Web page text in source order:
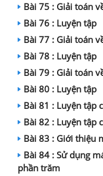
Bài 75 : Giải toán
Bài 76 : Luyện tập
Bài 77 : Giải toán
Bài 78 : Luyện tập
Bài 79 : Giải toán
Bài 80 : Luyện tập
Bài 81 : Luyện tập
Bài 82 : Luyện tập
Bài 83 : Giới thiệu
Bài 84 : Sử dụng
phần trăm